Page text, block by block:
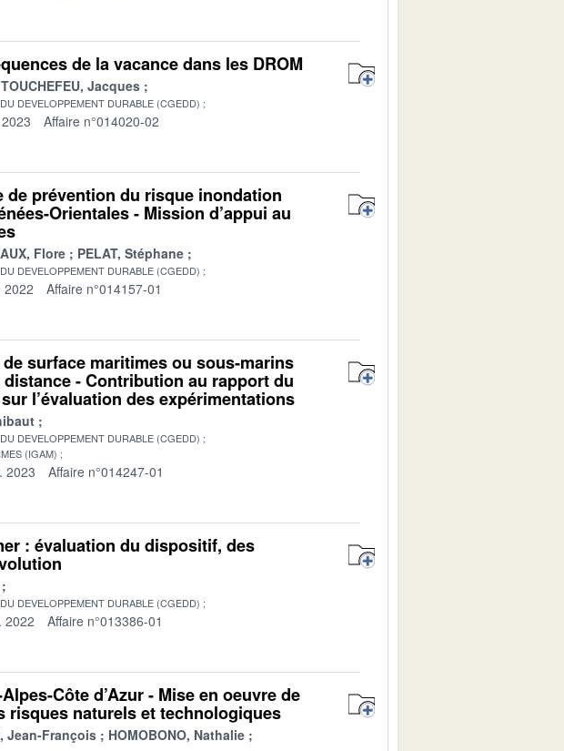
de la vacance dans les DROM
TOUCHEFEU, Jacques
DEVELOPPEMENT DURABLE (CGEDD)
Affaire n°014020-02
prévention du risque inondation
Orientales - Mission d’appui au
Flore PELAT, Stéphane
DEVELOPPEMENT DURABLE (CGEDD)
2022 Affaire n°014157-01
surface maritimes ou sous-marins
- Contribution au rapport du
l’évaluation des expérimentations
DEVELOPPEMENT DURABLE (CGEDD)
(IGAM)
2023 Affaire n°014247-01
: évaluation du dispositif, des
DEVELOPPEMENT DURABLE (CGEDD)
2022 Affaire n°013386-01
Côte d’Azur - Mise en oeuvre de
risques naturels et technologiques
Jean-François
HOMOBONO, Nathalie